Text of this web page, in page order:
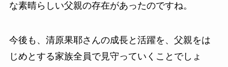
な素晴らしい父親の存在があったのですね。
今後も、清原果耶さんの成長と活躍を、父親をは
じめとする家族全員で見守っていくことでしょ